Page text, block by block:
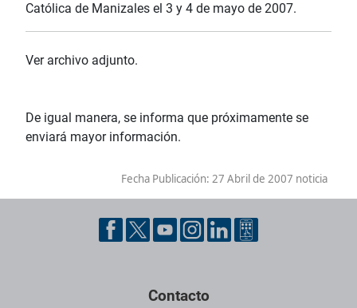
Católica de Manizales el 3 y 4 de mayo de 2007.
Ver archivo adjunto.
De igual manera, se informa que próximamente se
enviará mayor información.
Fecha Publicación: 27 Abril de 2007 noticia
Contacto